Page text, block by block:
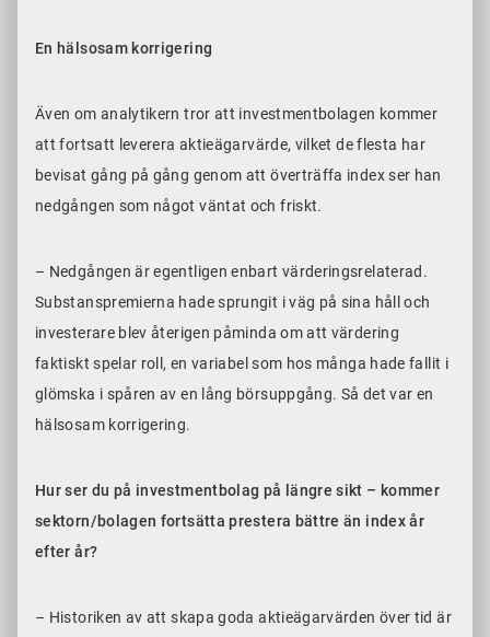
En hälsosam korrigering
Även om analytikern tror att investmentbolagen kommer
att fortsatt leverera aktieägarvärde, vilket de flesta har
bevisat gång på gång genom att överträffa index ser han
nedgången som något väntat och friskt.
– Nedgången är egentligen enbart värderingsrelaterad.
Substanspremierna hade sprungit i väg på sina håll och
investerare blev återigen påminda om att värdering
faktiskt spelar roll, en variabel som hos många hade fallit i
glömska i spåren av en lång börsuppgång. Så det var en
hälsosam korrigering.
Hur ser du på investmentbolag på längre sikt – kommer
sektorn/bolagen fortsätta prestera bättre än index år
efter år?
– Historiken av att skapa goda aktieägarvärden över tid är